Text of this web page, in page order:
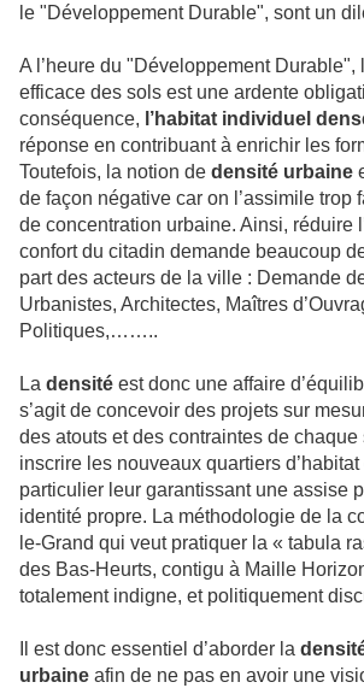
le "Développement Durable", sont un
A l’heure du "Développement Durable",
efficace des sols est une ardente
conséquence, l’habitat individuel
réponse en contribuant à enrichir les
Toutefois, la notion de densité urbaine
de façon négative car on l’assimile trop
de concentration urbaine. Ainsi, réduire
confort du citadin demande beaucoup
part des acteurs de la ville : Demande
Urbanistes, Architectes, Maîtres
Politiques,……..
La densité est donc une affaire
s’agit de concevoir des projets sur
des atouts et des contraintes de chaque
inscrire les nouveaux quartiers
particulier leur garantissant une assise
identité propre. La méthodologie de la
le-Grand qui veut pratiquer la « tabula
des Bas-Heurts, contigu à Maille
totalement indigne, et politiquement
Il est donc essentiel d’aborder la
urbaine afin de ne pas en avoir une